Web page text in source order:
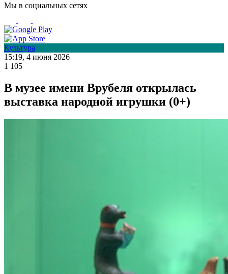
Мы в социальных сетях
Культура
15:19, 4 июня 2026
1 105
В музее имени Врубеля открылась
выставка народной игрушки (0+)